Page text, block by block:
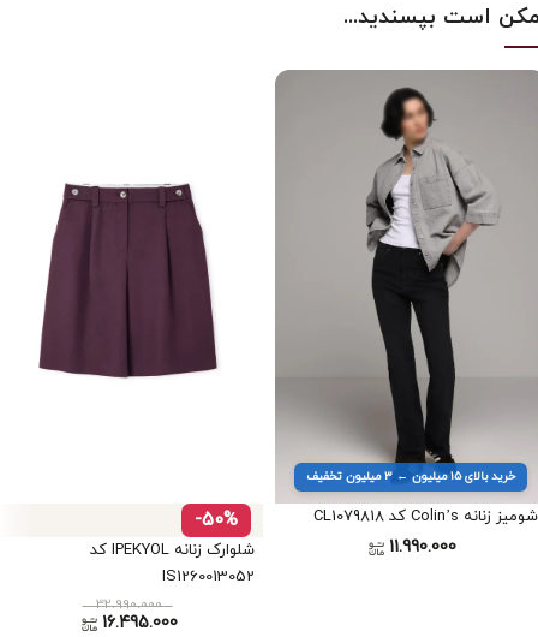
است بپسندید...
خرید بالای ۱۵ میلیون ← ۳ میلیون تخفیف
شومیز زنانه Colin’s کد CL1079818
11.990.000
-50%
شلوارک زنانه IPEKYOL کد
IS1260013052
32.990.000
16.495.000